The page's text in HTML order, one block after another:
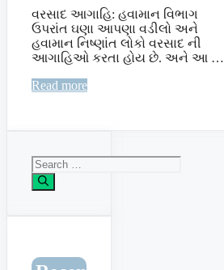
વરસાદ આગાહિ: હવામાન વિભાગ
ઉપરાંત ઘણા આપણા વડીલો અને
હવામાન નિષ્ણાંત લોકો વરસાદ ની
આગાહિઓ કરતા હોય છે. અને આ …
Read more
Search
for: